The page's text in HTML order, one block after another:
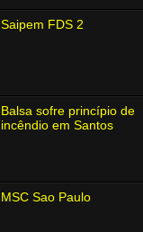
Saipem FDS 2
Balsa sofre princípio de
incêndio em Santos
MSC Sao Paulo